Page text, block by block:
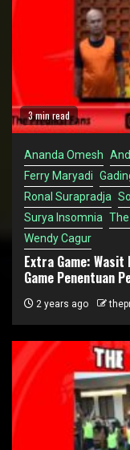
3 min read
Ananda Omesh
Ferry Maryadi
Ronal Surapradja
Surya Insomnia
Wendy Cagur
Extra Game:
Game Penentuan
2 years ago